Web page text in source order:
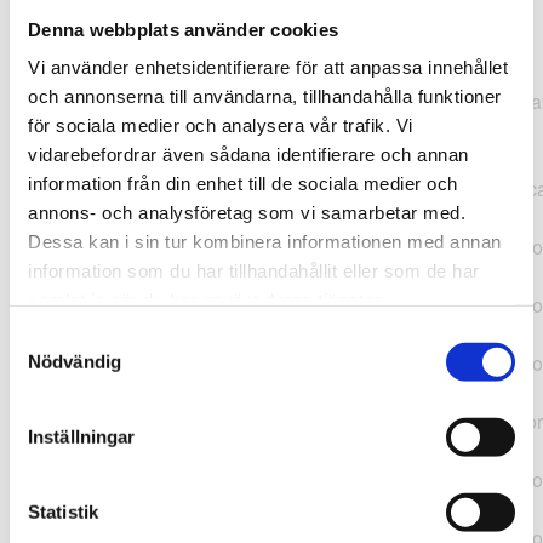
Denna webbplats använder cookies
Vi använder enhetsidentifierare för att anpassa innehållet
och annonserna till användarna, tillhandahålla funktioner
för sociala medier och analysera vår trafik. Vi
vidarebefordrar även sådana identifierare och annan
information från din enhet till de sociala medier och
annons- och analysföretag som vi samarbetar med.
Dessa kan i sin tur kombinera informationen med annan
information som du har tillhandahållit eller som de har
Nödvändig
Inställningar
Statistik
TypeError: "".concat(...).concat(...).replaceAll is not a
function at
https://webshop.pressbyran.se/_next/static/chunks/pages/
b1763451a2186f9e.js:1:11050 at Array.map
(<anonymous>) at K
(https://webshop.pressbyran.se/_next/static/chunks/pages/
b1763451a2186f9e.js:1:10836) at lk
(https://webshop.pressbyran.se/_next/static/chunks/
b241200379730ac0.js:1:129835) at i
(https://webshop.pressbyran.se/_next/static/chunks/
(https://webshop.pressbyran.se/_next/static/chunks/
https://webshop.pressbyran.se/_next/static/chunks/
b241200379730ac0.js:1:167872 at uI
(https://webshop.pressbyran.se/_next/static/chunks/
b241200379730ac0.js:1:167879) at uE
(https://webshop.pressbyran.se/_next/static/chunks/